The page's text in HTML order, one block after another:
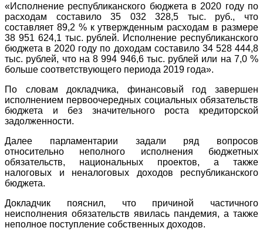
«Исполнение республиканского бюджета в 2020 году по
расходам составило 35 032 328,5 тыс. руб., что
составляет 89,2 % к утвержденным расходам в размере
38 951 624,1 тыс. рублей. Исполнение республиканского
бюджета в 2020 году по доходам составило 34 528 444,8
тыс. рублей, что на 8 994 946,6 тыс. рублей или на 7,0 %
больше соответствующего периода 2019 года».
По словам докладчика, финансовый год завершен
исполнением первоочередных социальных обязательств
бюджета и без значительного роста кредиторской
задолженности.
Далее парламентарии задали ряд вопросов
относительно неполного исполнения бюджетных
обязательств, национальных проектов, а также
налоговых и неналоговых доходов республиканского
бюджета.
Докладчик пояснил, что причиной частичного
неисполнения обязательств явилась пандемия, а также
неполное поступление собственных доходов.